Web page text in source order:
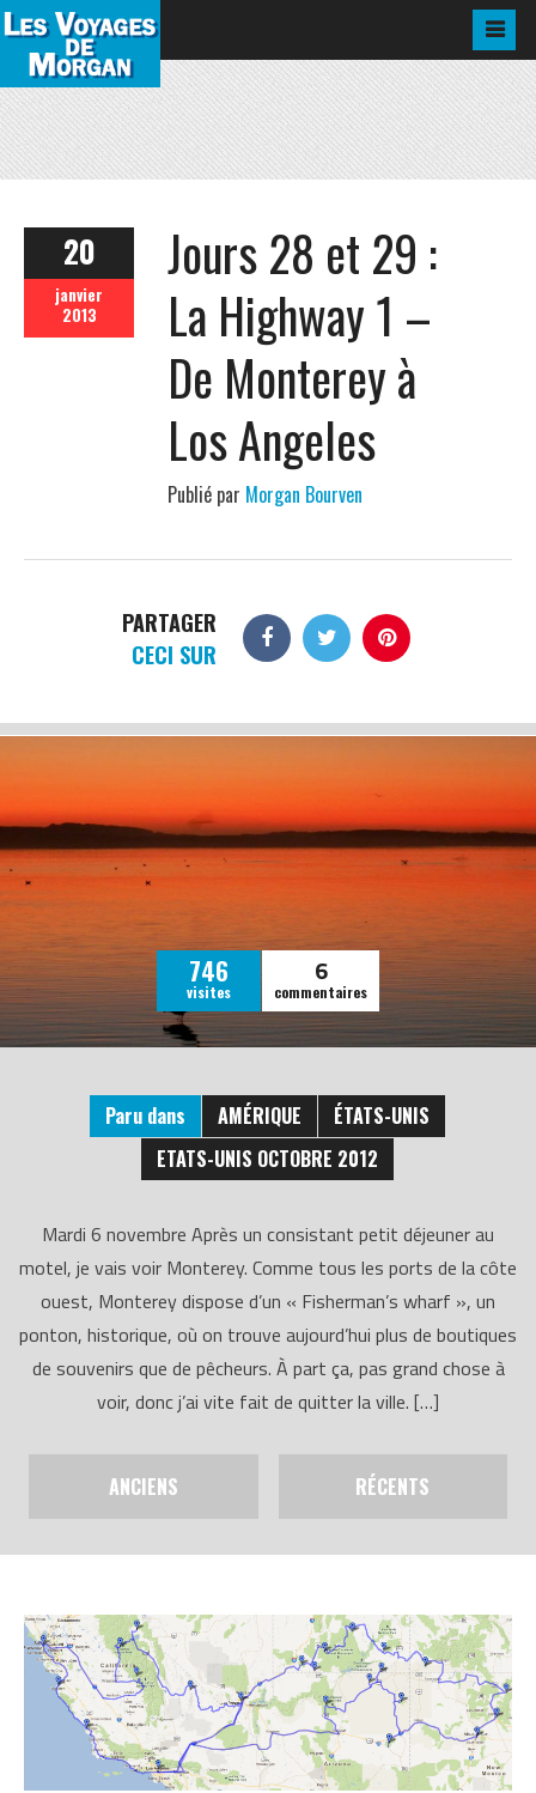
20
janvier
2013
Jours 28 et 29 :
La Highway 1 –
De Monterey à
Los Angeles
Publié par Morgan Bourven
PARTAGER
CECI SUR
746
visites
6
commentaires
Paru dans AMÉRIQUE
ÉTATS-UNIS
ETATS-UNIS OCTOBRE 2012
Mardi 6 novembre Après un consistant petit déjeuner au
motel, je vais voir Monterey. Comme tous les ports de la côte
ouest, Monterey dispose d’un « Fisherman’s wharf », un
ponton, historique, où on trouve aujourd’hui plus de boutiques
de souvenirs que de pêcheurs. À part ça, pas grand chose à
voir, donc j’ai vite fait de quitter la ville. […]
ANCIENS RÉCENTS